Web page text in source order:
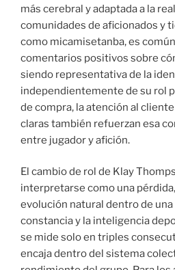
más cerebral y adaptada a la
comunidades de aficionados y
como micamisetanba, es
comentarios positivos sobre
siendo representativa de la
independientemente de su rol
de compra, la atención al
claras también refuerzan esa
entre jugador y afición.
El cambio de rol de Klay
interpretarse como una
evolución natural dentro de
constancia y la inteligencia
se mide solo en triples
encaja dentro del sistema